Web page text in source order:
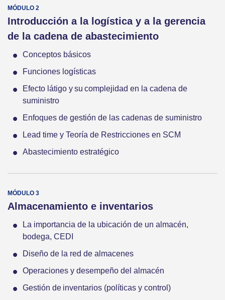
Introducción a la logística y a la gerencia
de la cadena de abastecimiento
Conceptos básicos
Funciones logísticas
Efecto látigo y su complejidad en la cadena de
suministro
Enfoques de gestión de las cadenas de suministro
Lead time y Teoría de Restricciones en SCM
Abastecimiento estratégico
Almacenamiento e inventarios
La importancia de la ubicación de un almacén,
bodega, CEDI
Diseño de la red de almacenes
Operaciones y desempeño del almacén
Gestión de inventarios (políticas y control)